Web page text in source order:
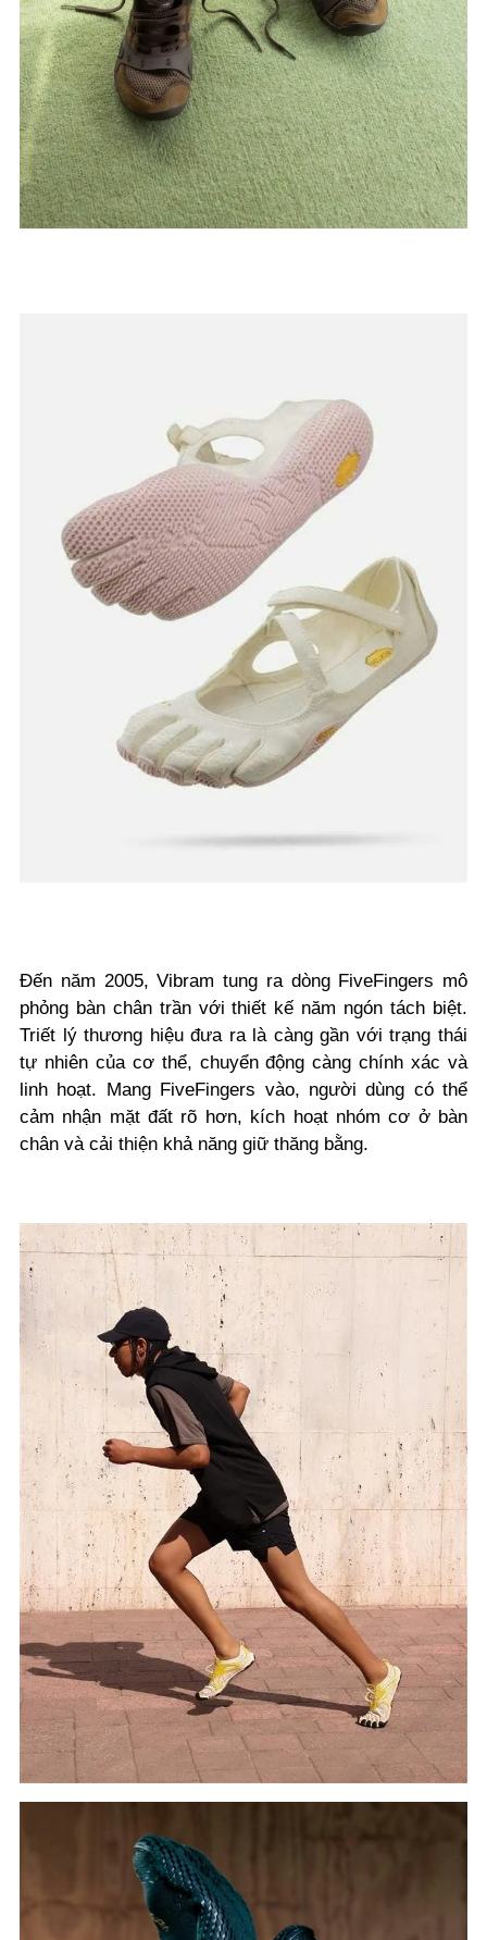
Đến năm 2005, Vibram tung ra dòng FiveFingers mô
phỏng bàn chân trần với thiết kế năm ngón tách biệt.
Triết lý thương hiệu đưa ra là càng gần với trạng thái
tự nhiên của cơ thể, chuyển động càng chính xác và
linh hoạt. Mang FiveFingers vào, người dùng có thể
cảm nhận mặt đất rõ hơn, kích hoạt nhóm cơ ở bàn
chân và cải thiện khả năng giữ thăng bằng.